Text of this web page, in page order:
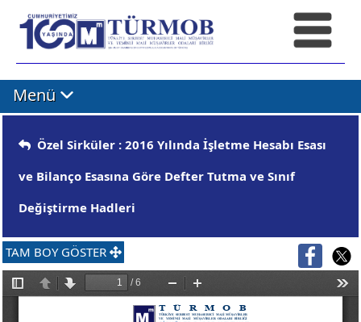
Menü
Özel Sirküler : 2016 Yılında İşletme Hesabı Esası
ve Bilanço Esasına Göre Defter Tutma ve Sınıf
Değiştirme Hadleri
TAM BOY GÖSTER